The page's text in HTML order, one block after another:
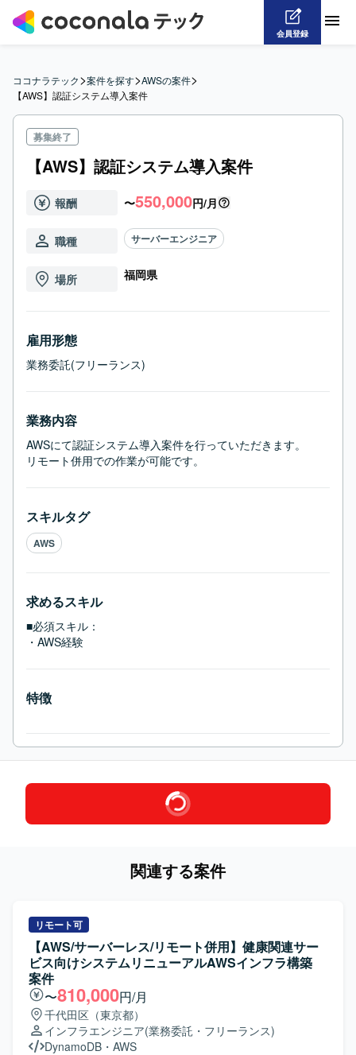
会員登録
ココナラテック>案件を探す>AWSの案件>
【AWS】認証システム導入案件
募集終了
【AWS】認証システム導入案件
報酬 〜550,000円/月
職種 サーバーエンジニア
場所 福岡県
雇用形態
業務委託(フリーランス)
業務内容
AWSにて認証システム導入案件を行っていただきます。
リモート併用での作業が可能です。
スキルタグ
AWS
求めるスキル
■必須スキル：
・AWS経験
特徴
関連する案件
リモート可
【AWS/サーバーレス/リモート併用】健康関連サー
ビス向けシステムリニューアルAWSインフラ構築
案件
〜810,000円/月
千代田区（東京都）
インフラエンジニア(業務委託・フリーランス)
DynamoDB ・ AWS